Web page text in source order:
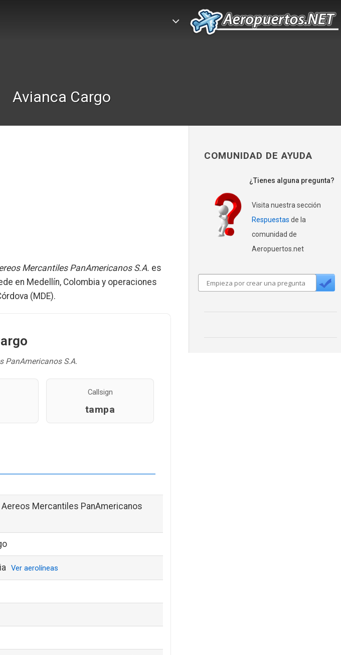
Avianca Cargo
Mercantiles PanAmericanos S.A. es
en Medellín, Colombia y operaciones
(MDE).
PanAmericanos S.A.
Callsign
tampa
Mercantiles PanAmericanos
Ver aerolíneas
COMUNIDAD DE AYUDA
¿Tienes alguna pregunta?
Visita nuestra sección
Respuestas de la
comunidad de
Aeropuertos.net